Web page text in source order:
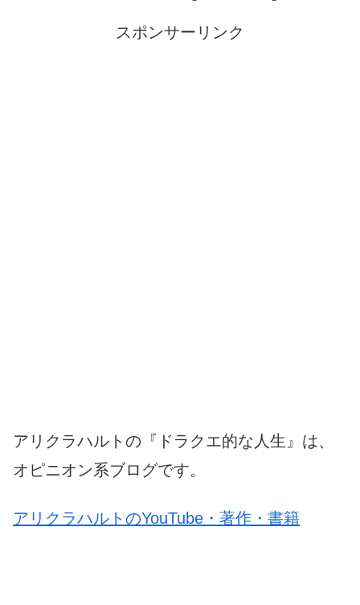
スポンサーリンク
アリクラハルトの『ドラクエ的な人生』は、
オピニオン系ブログです。
アリクラハルトのYouTube・著作・書籍